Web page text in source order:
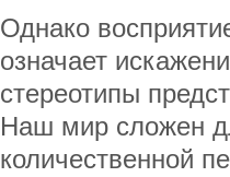
Однако
означает
стереотипы
Наш мир сложен
количественной